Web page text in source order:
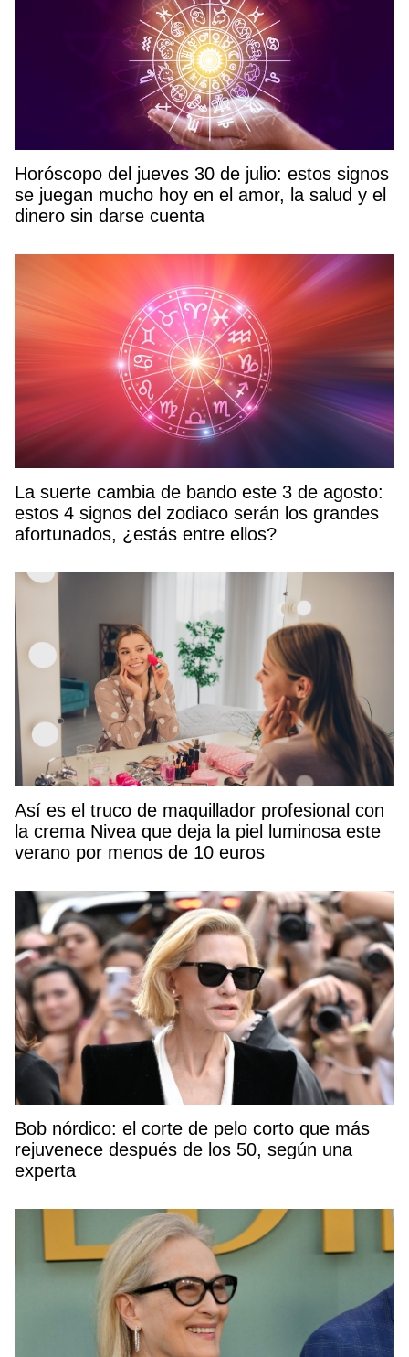
Horóscopo del jueves 30 de julio: estos signos
se juegan mucho hoy en el amor, la salud y el
dinero sin darse cuenta
La suerte cambia de bando este 3 de agosto:
estos 4 signos del zodiaco serán los grandes
afortunados, ¿estás entre ellos?
Así es el truco de maquillador profesional con
la crema Nivea que deja la piel luminosa este
verano por menos de 10 euros
Bob nórdico: el corte de pelo corto que más
rejuvenece después de los 50, según una
experta